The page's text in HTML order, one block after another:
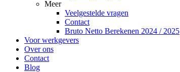
Meer
Veelgestelde vragen
Contact
Bruto Netto Berekenen 2024 / 2025
Voor werkgevers
Over ons
Contact
Blog